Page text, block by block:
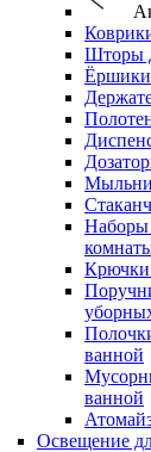
Шторы
Ёршики
Наборы
Крючки
ванной
ванной
Освещение